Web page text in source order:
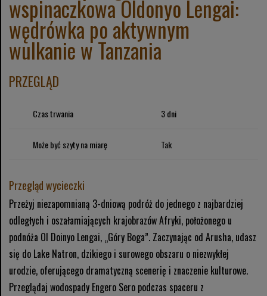
wspinaczkowa Oldonyo Lengai:
wędrówka po aktywnym
wulkanie w Tanzania
PRZEGLĄD
Czas trwania 3 dni
Może być szyty na miarę Tak
Przegląd wycieczki
Przeżyj niezapomnianą 3-dniową podróż do jednego z najbardziej
odległych i oszałamiających krajobrazów Afryki, położonego u
podnóża Ol Doinyo Lengai, „Góry Boga”. Zaczynając od Arusha, udasz
się do Lake Natron, dzikiego i surowego obszaru o niezwykłej
urodzie, oferującego dramatyczną scenerię i znaczenie kulturowe.
Przeglądaj wodospady Engero Sero podczas spaceru z